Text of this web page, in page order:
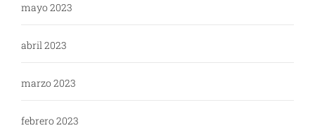
mayo 2023
abril 2023
marzo 2023
febrero 2023